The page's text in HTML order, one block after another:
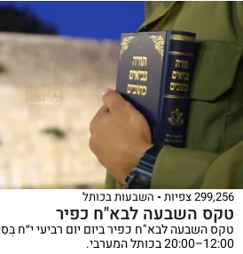
299,256 צפיות השבעות בכותל
טקס השבעה לבא"ח כפיר
12:00–20:00 בכותל המערבי.